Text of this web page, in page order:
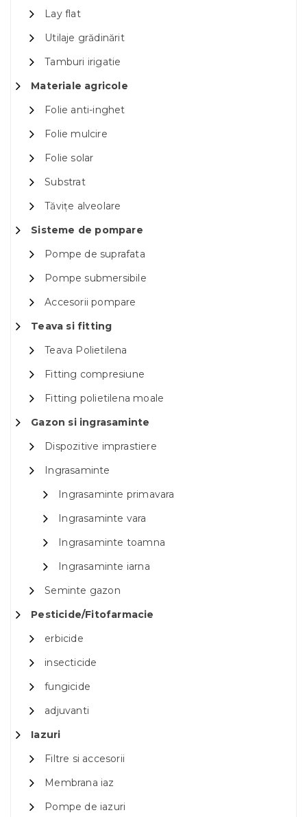
Lay flat
Utilaje grădinărit
Tamburi irigatie
Materiale agricole
Folie anti-inghet
Folie mulcire
Folie solar
Substrat
Tăvițe alveolare
Sisteme de pompare
Pompe de suprafata
Pompe submersibile
Accesorii pompare
Teava si fitting
Teava Polietilena
Fitting compresiune
Fitting polietilena moale
Gazon si ingrasaminte
Dispozitive imprastiere
Ingrasaminte
Ingrasaminte primavara
Ingrasaminte vara
Ingrasaminte toamna
Ingrasaminte iarna
Seminte gazon
Pesticide/Fitofarmacie
erbicide
insecticide
fungicide
adjuvanti
Iazuri
Filtre si accesorii
Membrana iaz
Pompe de iazuri